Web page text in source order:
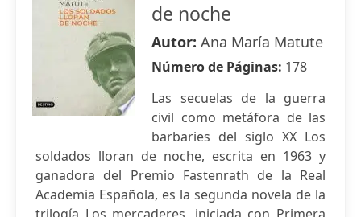
de noche
Autor: Ana María Matute
Número de Páginas: 178
Las secuelas de la guerra
civil como metáfora de las
barbaries del siglo XX Los
soldados lloran de noche, escrita en 1963 y
ganadora del Premio Fastenrath de la Real
Academia Española, es la segunda novela de la